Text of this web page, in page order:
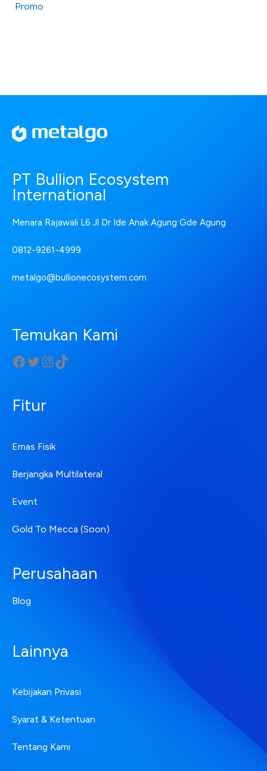
Promo
PT Bullion Ecosystem
International
Menara Rajawali L6 Jl Dr Ide Anak Agung Gde Agung
0812-9261-4999
metalgo@bullionecosystem.com
Temukan Kami
Fitur
Emas Fisik
Berjangka Multilateral
Event
Gold To Mecca (Soon)
Perusahaan
Blog
Lainnya
Kebijakan Privasi
Syarat & Ketentuan
Tentang Kami